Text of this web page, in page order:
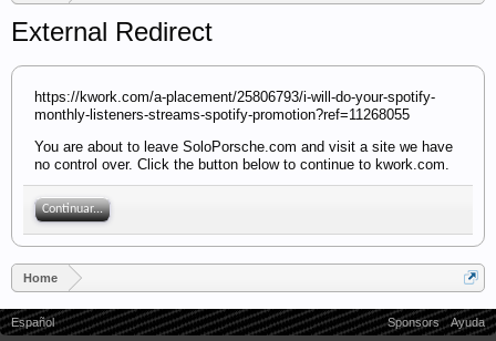
External Redirect
https://kwork.com/a-placement/25806793/i-will-do-your-spotify-
monthly-listeners-streams-spotify-promotion?ref=11268055
You are about to leave SoloPorsche.com and visit a site we have
no control over. Click the button below to continue to kwork.com.
Continuar...
Home
Español Sponsors
Ayuda